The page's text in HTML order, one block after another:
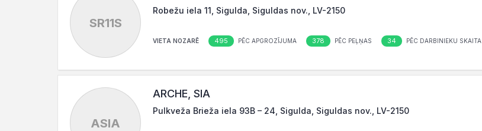
SR11S
Robežu iela 11, Sigulda, Siguldas nov., LV-2150
VIETA NOZARĒ 495 PĒC APGROZĪJUMA 378 PĒC PEĻŅAS 34 PĒC DARBINIEKU SKAITA
ASIA
ARCHE, SIA
Pulkveža Brieža iela 93B – 24, Sigulda, Siguldas nov., LV-2150